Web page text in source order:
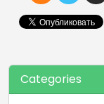
Categories